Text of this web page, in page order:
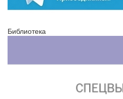
Библиотека